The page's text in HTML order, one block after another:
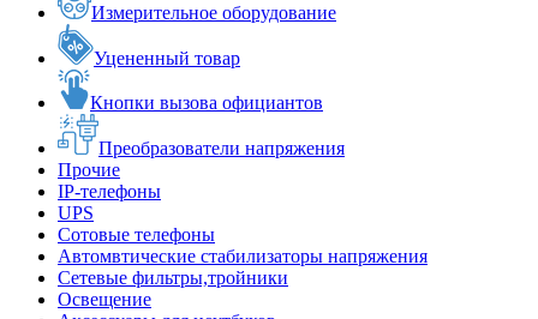
Измерительное оборудование
Уцененный товар
Кнопки вызова официантов
Преобразователи напряжения
Прочие
IP-телефоны
UPS
Сотовые телефоны
Автомвтические стабилизаторы напряжения
Сетевые фильтры,тройники
Освещение